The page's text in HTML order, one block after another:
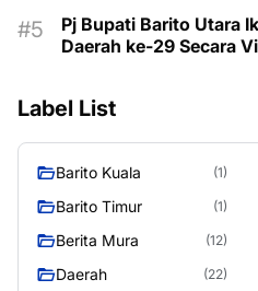
Pj Bupati Barito Utara
Daerah ke-29 Secara
Label List
Barito Kuala (1)
Barito Timur (1)
Berita Mura (12)
Daerah (22)